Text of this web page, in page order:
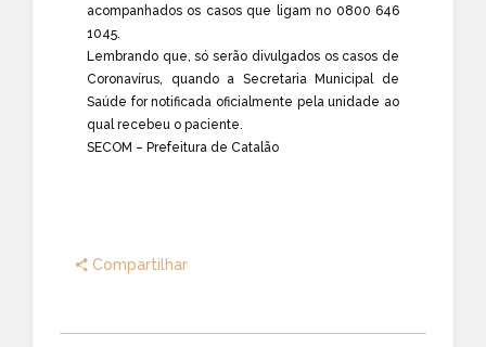
acompanhados os casos que ligam no 0800 646
1045.
Lembrando que, só serão divulgados os casos de
Coronavírus, quando a Secretaria Municipal de
Saúde for notificada oficialmente pela unidade ao
qual recebeu o paciente.
SECOM – Prefeitura de Catalão
Compartilhar